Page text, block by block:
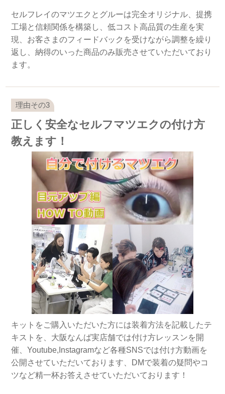
セルフレイのマツエクとグルーは完全オリジナル、提携
工場と信頼関係を構築し、低コスト高品質の生産を実
現、お客さまのフィードバックを受けながら調整を繰り
返し、納得のいった商品のみ販売させていただいており
ます。
正しく安全なセルフマツエクの付け方
教えます！
キットをご購入いただいた方には装着方法を記載したテ
キストを、大阪なんば実店舗では付け方レッスンを開
催、Youtube,Instagramなど各種SNSでは付け方動画を
公開させていただいております、DMで装着の疑問やコ
ツなど精一杯お答えさせていただいております！